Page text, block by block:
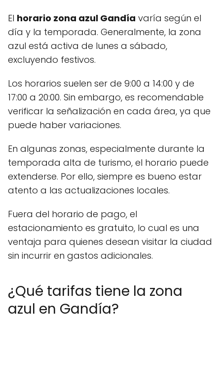
El horario zona azul Gandía varía según el
día y la temporada. Generalmente, la zona
azul está activa de lunes a sábado,
excluyendo festivos.
Los horarios suelen ser de 9:00 a 14:00 y de
17:00 a 20:00. Sin embargo, es recomendable
verificar la señalización en cada área, ya que
puede haber variaciones.
En algunas zonas, especialmente durante la
temporada alta de turismo, el horario puede
extenderse. Por ello, siempre es bueno estar
atento a las actualizaciones locales.
Fuera del horario de pago, el
estacionamiento es gratuito, lo cual es una
ventaja para quienes desean visitar la ciudad
sin incurrir en gastos adicionales.
¿Qué tarifas tiene la zona
azul en Gandía?